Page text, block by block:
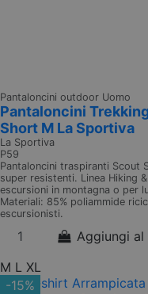
Pantaloncini outdoor Uomo
Pantaloncini
Short M La Sportiva
La Sportiva
P59
Pantaloncini traspiranti Scout
super resistenti. Linea Hiking
escursioni in montagna o per
Materiali: 85% poliammide
escursionisti.
Aggiungi al
M L XL
-15%